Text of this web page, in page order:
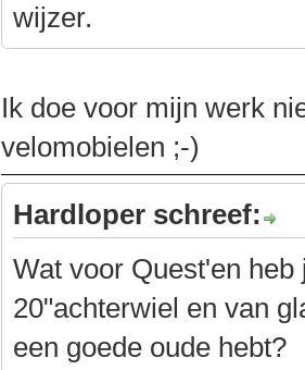
wijzer.
Ik doe voor mijn werk
velomobielen ;-)
Hardloper schreef:
Wat voor Quest'en
20"achterwiel en van
een goede oude hebt?